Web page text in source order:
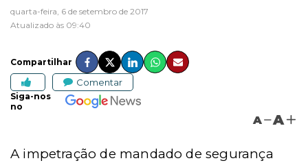
quarta-feira, 6 de setembro de 2017
Atualizado às 09:40
Compartilhar
Comentar
Siga-nos
no
A A
A impetração de mandado de segurança